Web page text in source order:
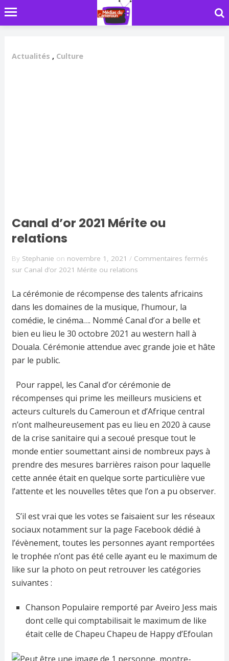
Actualités , Culture
Canal d’or 2021 Mérite ou
relations
By Stephanie on novembre 1, 2021 / Commentaires fermés
sur Canal d’or 2021 Mérite ou relations
La cérémonie de récompense des talents africains
dans les domaines de la musique, l’humour, la
comédie, le cinéma…. Nommé Canal d’or a belle et
bien eu lieu le 30 octobre 2021 au western hall à
Douala. Cérémonie attendue avec grande joie et hâte
par le public.
Pour rappel, les Canal d’or cérémonie de
récompenses qui prime les meilleurs musiciens et
acteurs culturels du Cameroun et d’Afrique central
n’ont malheureusement pas eu lieu en 2020 à cause
de la crise sanitaire qui a secoué presque tout le
monde entier soumettant ainsi de nombreux pays à
prendre des mesures barrières raison pour laquelle
cette année était en quelque sorte particulière vue
l’attente et les nouvelles têtes que l’on a pu observer.
S’il est vrai que les votes se faisaient sur les réseaux
sociaux notamment sur la page Facebook dédié à
l’évènement, toutes les personnes ayant remportées
le trophée n’ont pas été celle ayant eu le maximum de
like sur la photo on peut retrouver les catégories
suivantes :
Chanson Populaire remporté par Aveiro Jess mais
dont celle qui comptabilisait le maximum de like
était celle de Chapeu Chapeu de Happy d’Efoulan